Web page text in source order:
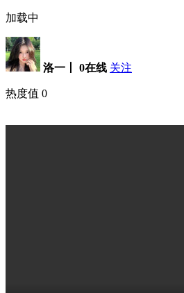
加载中
洛一丨 0在线 关注
热度值 0